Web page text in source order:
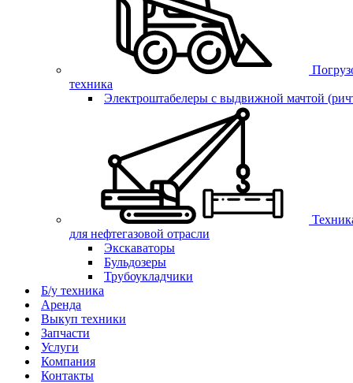
техника
Электроштабелеры с выдвижной мачтой
для нефтегазовой отрасли
Экскаваторы
Бульдозеры
Трубоукладчики
Б/у техника
Аренда
Выкуп техники
Запчасти
Услуги
Компания
Контакты